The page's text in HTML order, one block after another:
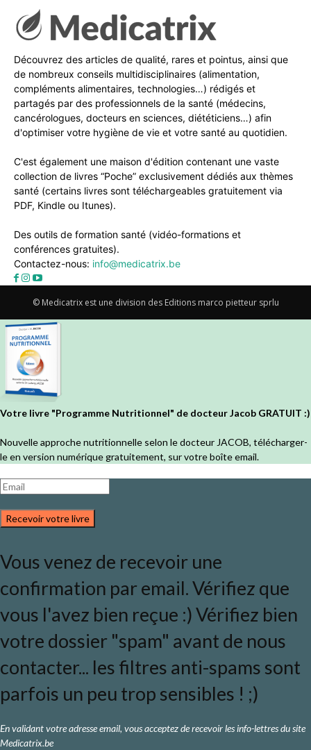
Découvrez des articles de qualité, rares et pointus, ainsi que
de nombreux conseils multidisciplinaires (alimentation,
compléments alimentaires, technologies…) rédigés et
partagés par des professionnels de la santé (médecins,
cancérologues, docteurs en sciences, diététiciens…) afin
d'optimiser votre hygiène de vie et votre santé au quotidien.
C'est également une maison d'édition contenant une vaste
collection de livres “Poche” exclusivement dédiés aux thèmes
santé (certains livres sont téléchargeables gratuitement via
PDF, Kindle ou Itunes).
Des outils de formation santé (vidéo-formations et
conférences gratuites).
Contactez-nous: info@medicatrix.be
© Medicatrix est une division des Editions marco pietteur sprlu
Votre livre "Programme Nutritionnel" de docteur Jacob GRATUIT :)
Nouvelle approche nutritionnelle selon le docteur JACOB, télécharger-
le en version numérique gratuitement, sur votre boîte email.
Recevoir votre livre
Vous venez de recevoir une
confirmation par email. Vérifiez que
vous l'avez bien reçue :) Vérifiez bien
votre dossier "spam" avant de nous
contacter... les filtres anti-spams sont
parfois un peu trop sensibles ! ;)
En validant votre adresse email, vous acceptez de recevoir les info-lettres du site
Medicatrix.be